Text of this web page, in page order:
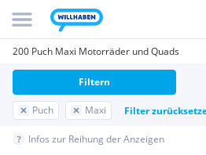
200 Puch Maxi Motorräder und Quads
Puch Maxi Filter
Filtern
Infos zur Reihung der Anzeigen